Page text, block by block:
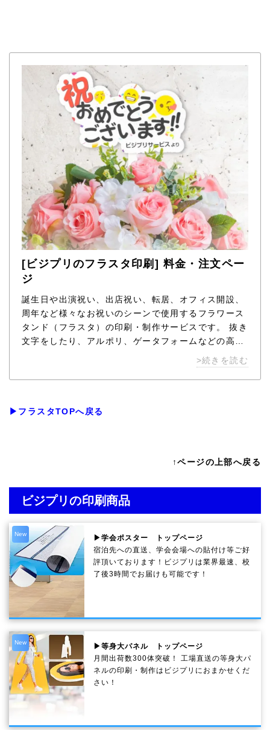
[ビジプリのフラスタ印刷] 料金・注文ペー
ジ
誕生日や出演祝い、出店祝い、転居、オフィス開設、
周年など様々なお祝いのシーンで使用するフラワース
タンド（フラスタ）の印刷・制作サービスです。 抜き
文字をしたり、アルポリ、ゲータフォームなどの高級
パネルを使用したりで多様なオリジナリティを表現可
能です。 世界に１点だけのフラスタパネルでお祝いの
気持ちをより大きく伝えませんか？ フラスタパネルの
>続きを読む
▶フラスタTOPへ戻る
↑ページの上部へ戻る
ビジプリの印刷商品
New
▶学会ポスター トップページ
宿泊先への直送、学会会場への貼付け等ご好
評頂いております！ビジプリは業界最速、校
了後3時間でお届けも可能です！
New
▶等身大パネル トップページ
月間出荷数300体突破！ 工場直送の等身大パ
ネルの印刷・制作は ビジプリ におまかせくだ
さい！